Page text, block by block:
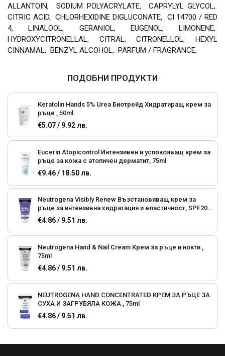
ПОДОБНИ ПРОДУКТИ
Keratolin Hands 5% Urea Биотрейд Хидратиращ крем за
ръце , 50ml
€5.07 / 9.92 лв.
Eucerin Atopicontrol Интензивен и успокояващ крем за
ръце за кожа с атопичен дерматит, 75ml
€9.46 / 18.50 лв.
Neutrogena Visibly Renew Възстановяващ крем за
ръце за интензивна хидратация и еластичност, SPF20,
75ml
€4.86 / 9.51 лв.
Neutrogena Hand & Nail Cream Крем за ръце и нокти ,
75ml
€4.86 / 9.51 лв.
NEUTROGENA HAND CONCENTRATED КРЕМ ЗА РЪЦЕ ЗА
СУХА И ЗАГРУБЯЛА КОЖА , 75ml
€4.86 / 9.51 лв.
Neutrogena Fast Absorbing Крем за ръце бързо
ALLANTOIN, SODIUM POLYACRYLATE, CAPRYLYL GLYCOL,
CITRIC ACID, CHLORHEXIDINE DIGLUCONATE, CI 14700 / RED
4, LINALOOL, GERANIOL, EUGENOL, LIMONENE,
HYDROXYCITRONELLAL, CITRAL, CITRONELLOL, HEXYL
CINNAMAL, BENZYL ALCOHOL, PARFUM / FRAGRANCE,